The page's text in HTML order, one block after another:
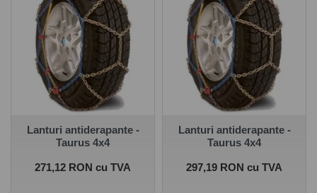
Lanturi antiderapante -
Taurus 4x4
Pret
271,12 RON cu TVA
Lanturi antiderapante -
Taurus 4x4
Pret
297,19 RON cu TVA